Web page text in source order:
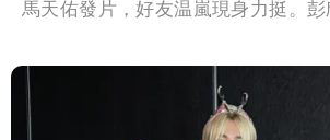
馬天佑發片，好友温嵐現身力挺。